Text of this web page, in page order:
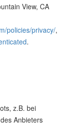
View, CA
policies/privacy/,
.
z.B. bei
Anbieters